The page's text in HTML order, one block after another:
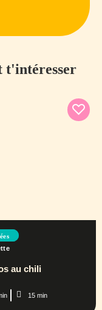
t'intéresser
au chili
15 min